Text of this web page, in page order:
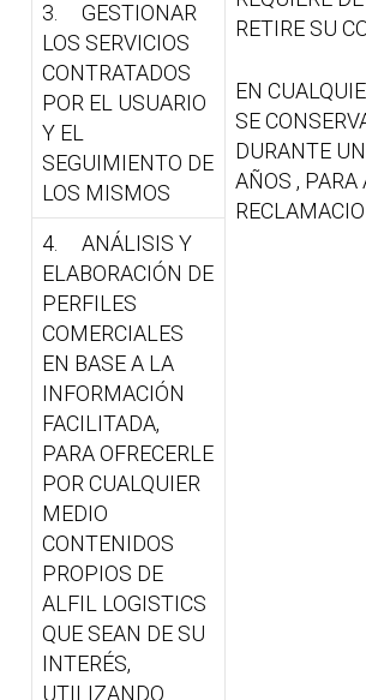
RETIRE SU
EN
SE
DURANTE
AÑOS , PARA
3. GESTIONAR
LOS SERVICIOS
CONTRATADOS
POR EL USUARIO
Y EL
SEGUIMIENTO DE
LOS MISMOS
4. ANÁLISIS Y
ELABORACIÓN DE
PERFILES
COMERCIALES
EN BASE A LA
INFORMACIÓN
FACILITADA,
PARA OFRECERLE
POR CUALQUIER
MEDIO
CONTENIDOS
PROPIOS DE
ALFIL LOGISTICS
QUE SEAN DE SU
INTERÉS,
UTILIZANDO